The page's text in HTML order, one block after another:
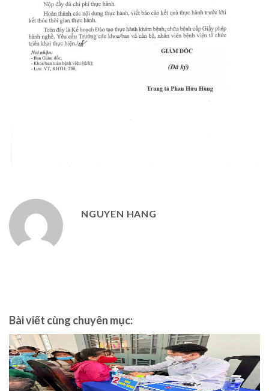
NGUYEN HANG
Bài viết cùng chuyên mục: